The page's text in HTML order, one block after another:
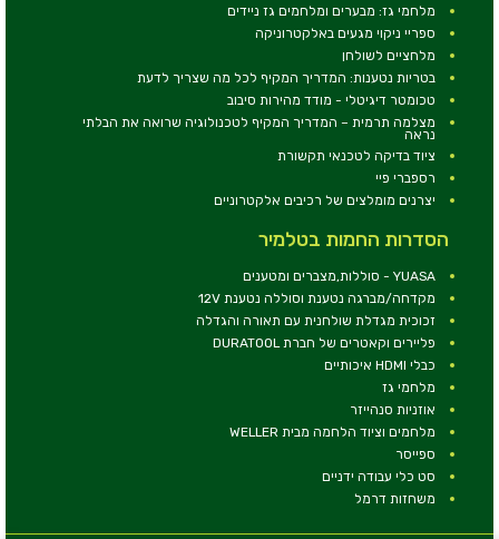
מלחמי גז: מבערים ומלחמים גז ניידים
ספריי ניקוי מגעים באלקטרוניקה
מלחציים לשולחן
בטריות נטענות: המדריך המקיף לכל מה שצריך לדעת
טכומטר דיגיטלי - מודד מהירות סיבוב
מצלמה תרמית – המדריך המקיף לטכנולוגיה שרואה את הבלתי
נראה
ציוד בדיקה לטכנאי תקשורת
רספברי פיי
יצרנים מומלצים של רכיבים אלקטרוניים
הסדרות החמות בטלמיר
YUASA - סוללות,מצברים ומטענים
מקדחה/מברגה נטענת וסוללה נטענת 12V
זכוכית מגדלת שולחנית עם תאורה והגדלה
פליירים וקאטרים של חברת DURATOOL
כבלי HDMI איכותיים
מלחמי גז
אוזניות סנהייזר
מלחמים וציוד הלחמה מבית WELLER
ספייסר
סט כלי עבודה ידניים
משחזות דרמל